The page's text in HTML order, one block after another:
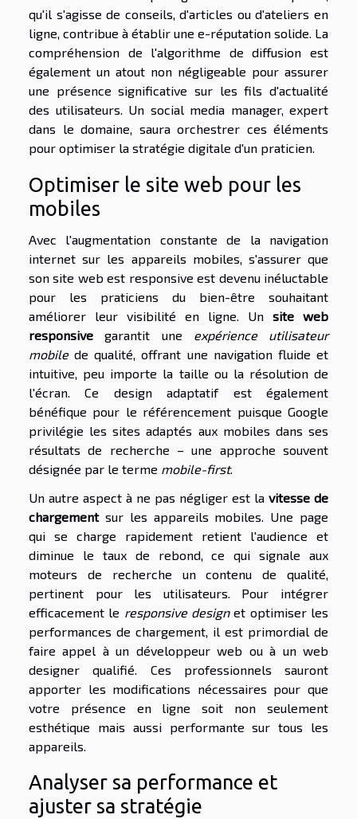
qu'il s'agisse de conseils, d'articles ou d'ateliers en
ligne, contribue à établir une e-réputation solide. La
compréhension de l'algorithme de diffusion est
également un atout non négligeable pour assurer
une présence significative sur les fils d'actualité
des utilisateurs. Un social media manager, expert
dans le domaine, saura orchestrer ces éléments
pour optimiser la stratégie digitale d'un praticien.
Optimiser le site web pour les
mobiles
Avec l'augmentation constante de la navigation
internet sur les appareils mobiles, s'assurer que
son site web est responsive est devenu inéluctable
pour les praticiens du bien-être souhaitant
améliorer leur visibilité en ligne. Un site web
responsive garantit une expérience utilisateur
mobilede qualité, offrant une navigation fluide et
intuitive, peu importe la taille ou la résolution de
l'écran. Ce design adaptatif est également
bénéfique pour le référencement puisque Google
privilégie les sites adaptés aux mobiles dans ses
résultats de recherche – une approche souvent
désignée par le terme mobile-first.
Un autre aspect à ne pas négliger est la vitesse de
chargementsur les appareils mobiles. Une page
qui se charge rapidement retient l'audience et
diminue le taux de rebond, ce qui signale aux
moteurs de recherche un contenu de qualité,
pertinent pour les utilisateurs. Pour intégrer
efficacement le responsive designet optimiser les
performances de chargement, il est primordial de
faire appel à un développeur web ou à un web
designer qualifié. Ces professionnels sauront
apporter les modifications nécessaires pour que
votre présence en ligne soit non seulement
esthétique mais aussi performante sur tous les
appareils.
Analyser sa performance et
ajuster sa stratégie